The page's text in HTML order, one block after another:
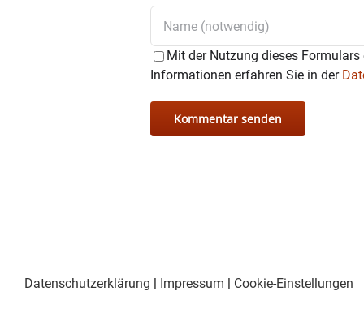
Mit der Nutzung dieses
Informationen erfahren Sie in der
Datenschutzerklärung | Impressum | Cookie-Einstellungen